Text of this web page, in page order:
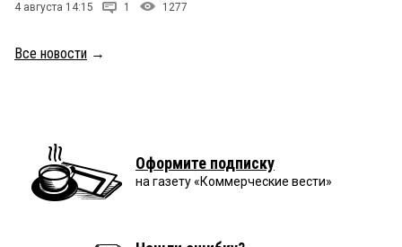
4 августа 14:15 1 1277
Все новости →
Оформите подписку
на газету «Коммерческие вести»